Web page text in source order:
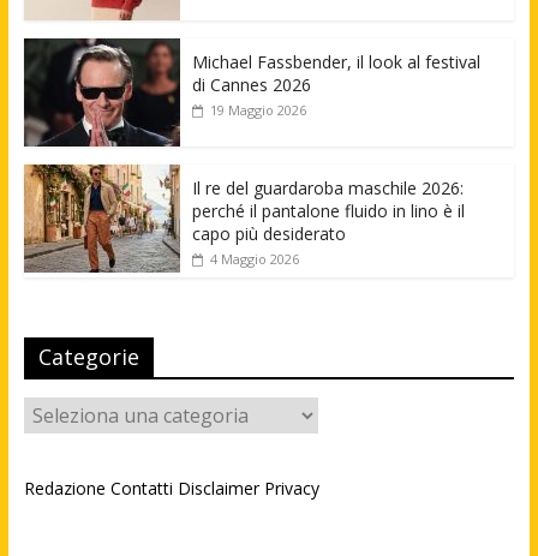
Michael Fassbender, il look al festival
di Cannes 2026
19 Maggio 2026
Il re del guardaroba maschile 2026:
perché il pantalone fluido in lino è il
capo più desiderato
4 Maggio 2026
Categorie
Categorie
Redazione Contatti Disclaimer Privacy